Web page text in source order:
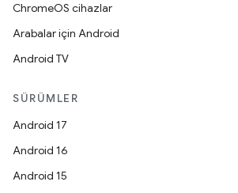
ChromeOS cihazlar
Arabalar için Android
Android TV
SÜRÜMLER
Android 17
Android 16
Android 15